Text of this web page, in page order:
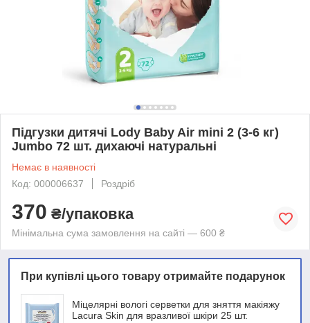
Підгузки дитячі Lody Baby Air mini 2 (3-6 кг)
Jumbo 72 шт. дихаючі натуральні
Немає в наявності
Код: 000006637
Роздріб
370 ₴/упаковка
Мінімальна сума замовлення на сайті — 600 ₴
При купівлі цього товару отримайте подарунок
Міцелярні вологі серветки для зняття макіяжу
Lacura Skin для вразливої шкіри 25 шт.